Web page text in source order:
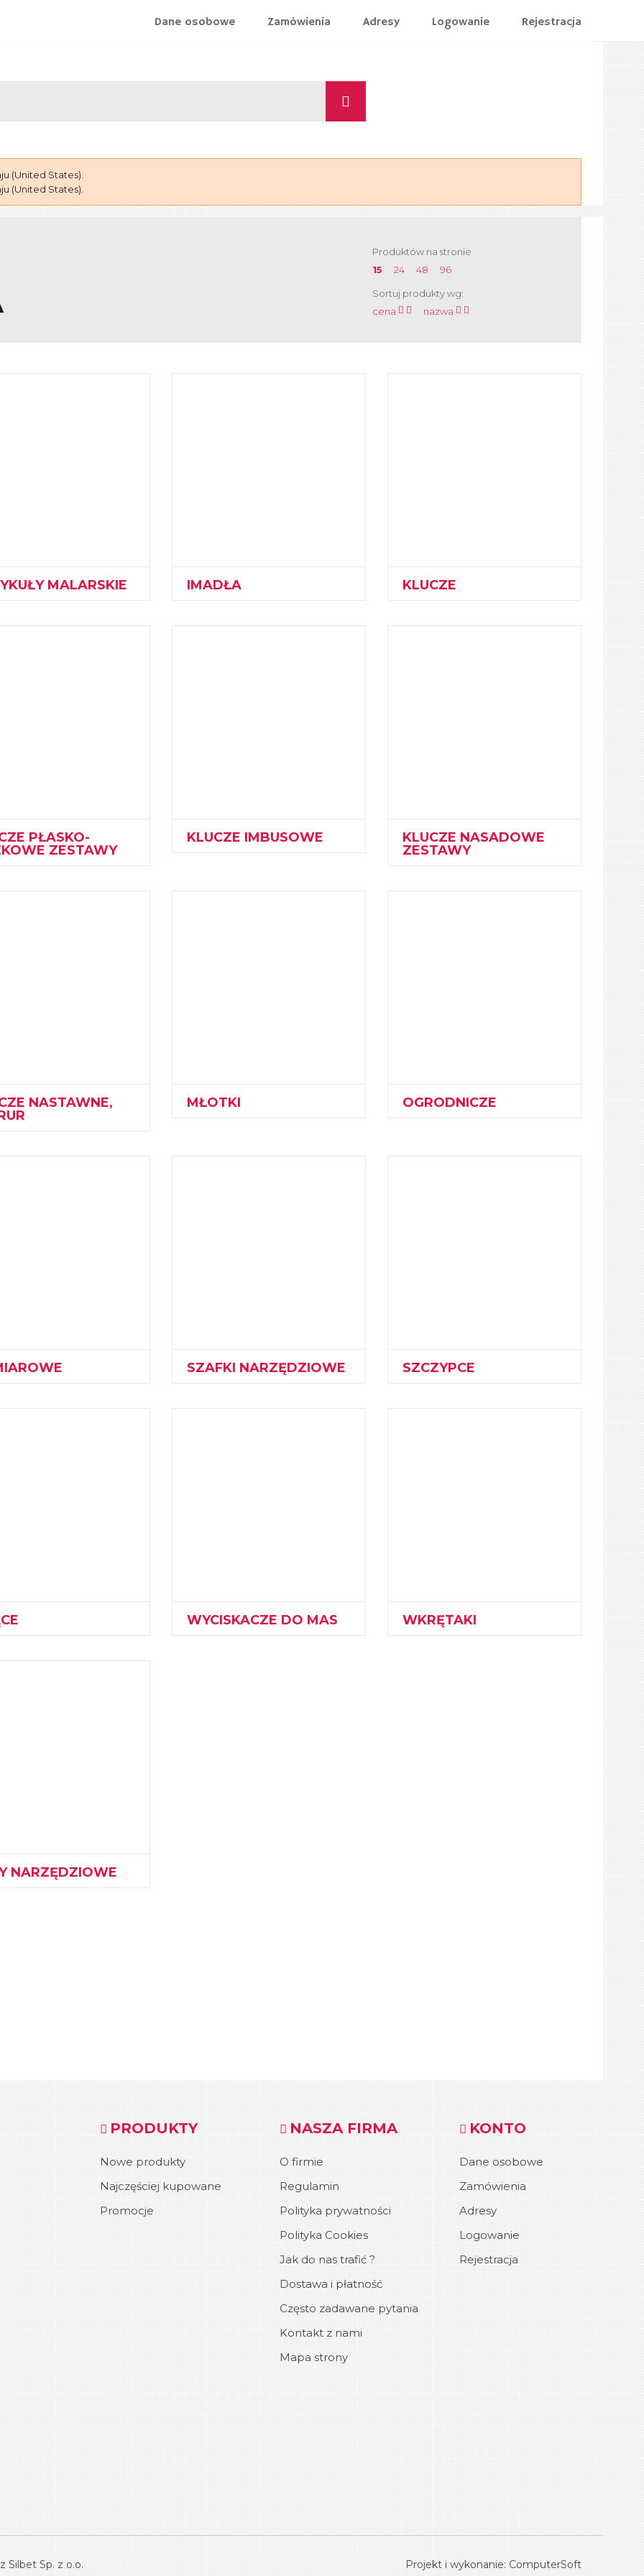
Dane osobowe Zamówienia Adresy Logowanie Rejestracja
(United States).
(United States).
Produktów na stronie
15
24 48 96
Sortuj produkty wg:
cena
nazwa
MALARSKIE IMADŁA KLUCZE
PŁASKO-
ZESTAWY
KLUCZE IMBUSOWE
KLUCZE NASADOWE
ZESTAWY
NASTAWNE,
MŁOTKI OGRODNICZE
SZAFKI NARZĘDZIOWE SZCZYPCE
WYCISKACZE DO MAS WKRĘTAKI
NARZĘDZIOWE
PRODUKTY
Nowe produkty
Najczęściej kupowane
Promocje
NASZA FIRMA
O firmie
Regulamin
Polityka prywatności
Polityka Cookies
Jak do nas trafić ?
Dostawa i płatność
Często zadawane pytania
Kontakt z nami
Mapa strony
KONTO
Dane osobowe
Zamówienia
Adresy
Logowanie
Rejestracja
Silbet Sp. z o.o. Projekt i wykonanie: ComputerSoft